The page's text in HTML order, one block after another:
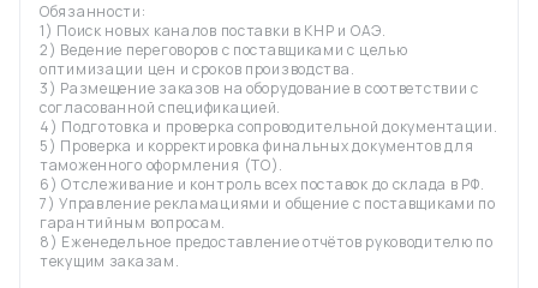
Обязанности:
1) Поиск новых каналов поставки в КНР и ОАЭ.
2) Ведение переговоров с поставщиками с целью
оптимизации цен и сроков производства.
3) Размещение заказов на оборудование в соответствии с
согласованной спецификацией.
4) Подготовка и проверка сопроводительной документации.
5) Проверка и корректировка финальных документов для
таможенного оформления (ТО).
6) Отслеживание и контроль всех поставок до склада в РФ.
7) Управление рекламациями и общение с поставщиками по
гарантийным вопросам.
8) Еженедельное предоставление отчётов руководителю по
текущим заказам.